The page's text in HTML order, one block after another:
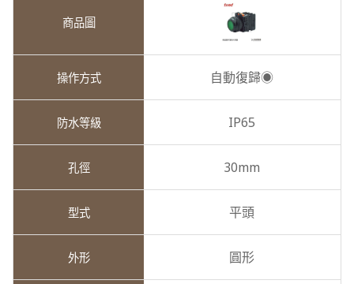
自動復歸◉
IP65
30mm
平頭
圓形